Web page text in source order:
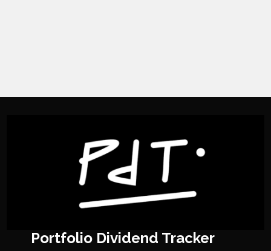
Portfolio Dividend Tracker